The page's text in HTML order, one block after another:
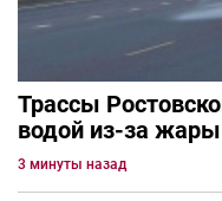
Трассы
водой из-за жары
3 минуты назад